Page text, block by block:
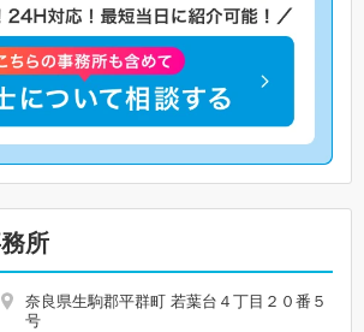
所
奈良県生駒郡平群町 若葉台４丁目２０番５
号